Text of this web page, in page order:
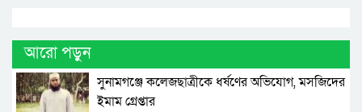
আরো পড়ুন
সুনামগঞ্জে কলেজছাত্রীকে ধর্ষণের অভিযোগ, মসজিদের
ইমাম গ্রেপ্তার